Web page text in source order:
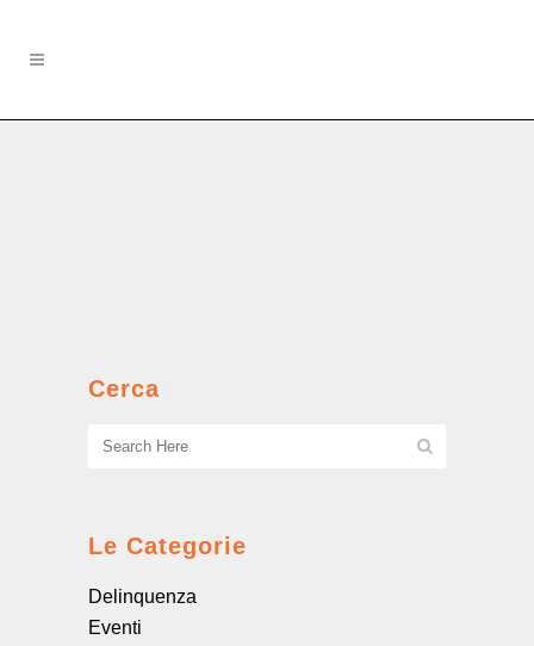
Cerca
Le Categorie
Delinquenza
Eventi